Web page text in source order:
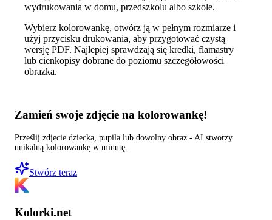
wydrukowania w domu, przedszkolu albo szkole.
Wybierz kolorowankę, otwórz ją w pełnym rozmiarze i
użyj przycisku drukowania, aby przygotować czystą
wersję PDF. Najlepiej sprawdzają się kredki, flamastry
lub cienkopisy dobrane do poziomu szczegółowości
obrazka.
Zamień swoje zdjęcie na kolorowankę!
Prześlij zdjęcie dziecka, pupila lub dowolny obraz - AI stworzy
unikalną kolorowankę w minutę.
Stwórz teraz
Kolorki.net